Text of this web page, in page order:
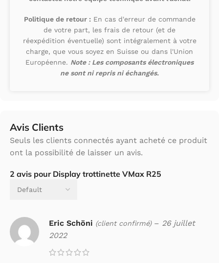
Politique de retour : En cas d'erreur de commande
de votre part, les frais de retour (et de
réexpédition éventuelle) sont intégralement à votre
charge, que vous soyez en Suisse ou dans l'Union
Européenne. Note : Les composants électroniques
ne sont ni repris ni échangés.
Avis Clients
2 avis pour Display trottinette VMax R25
Eric Schöni (client confirmé) – 26 juillet
2022
Seuls les clients connectés ayant acheté ce produit
ont la possibilité de laisser un avis.